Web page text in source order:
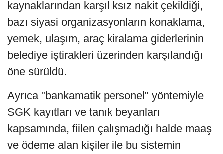
kaynaklarından karşılıksız nakit çekildiği,
bazı siyasi organizasyonların konaklama,
yemek, ulaşım, araç kiralama giderlerinin
belediye iştirakleri üzerinden karşılandığı
öne sürüldü.
Ayrıca "bankamatik personel" yöntemiyle
SGK kayıtları ve tanık beyanları
kapsamında, fiilen çalışmadığı halde maaş
ve ödeme alan kişiler ile bu sistemin